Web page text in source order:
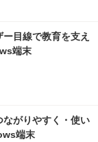
ー目線で教育を支え
端末
ながりやすく・使い
端末